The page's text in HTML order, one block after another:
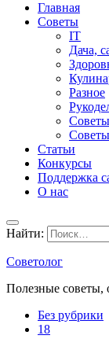
Главная
Советы
IT
Дача,
Разное
Статьи
Конкурсы
Поддержка
О нас
Найти:
Советолог
Полезные советы,
Без рубрики
18